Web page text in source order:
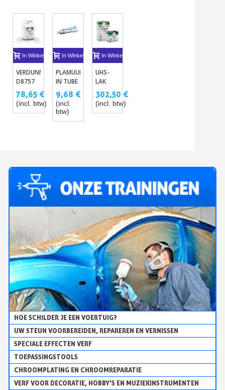
HOE SCHILDER JE EEN VOERTUIG?
UW STEUN VOORBEREIDEN, REPAREREN EN VERNISSEN
SPECIALE EFFECTEN VERF
TOEPASSINGSTOOLS
CHROOMPLATING EN CHROOMREPARATIE
VERF VOOR DECORATIE, HOBBY'S EN MUZIEKINSTRUMENTEN
In Winkelwagen
VERDUNNERS
D8757
EN
D8758
VOOR
78,65 €
(incl. btw)
In Winkelwagen
PLAMUUR
IN TUBE
PPG
200ML
ÉÉNCOMPONENT
9,68 €
(incl.
btw)
In Winkelwagen
UHS-
LAK
D8131
PPG –
KIT VAN
302,50 €
(incl. btw)